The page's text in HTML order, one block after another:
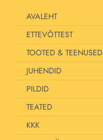
AVALEHT
ETTEVÕTTEST
TOOTED & TEENUSED
JUHENDID
PILDID
TEATED
KKK